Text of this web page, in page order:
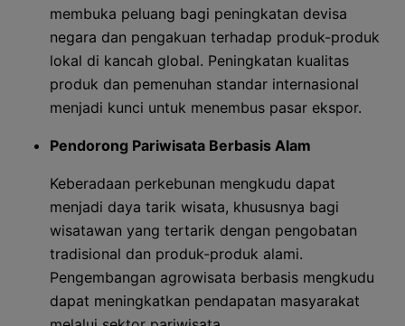
membuka peluang bagi peningkatan devisa
negara dan pengakuan terhadap produk-produk
lokal di kancah global. Peningkatan kualitas
produk dan pemenuhan standar internasional
menjadi kunci untuk menembus pasar ekspor.
Pendorong Pariwisata Berbasis Alam
Keberadaan perkebunan mengkudu dapat
menjadi daya tarik wisata, khususnya bagi
wisatawan yang tertarik dengan pengobatan
tradisional dan produk-produk alami.
Pengembangan agrowisata berbasis mengkudu
dapat meningkatkan pendapatan masyarakat